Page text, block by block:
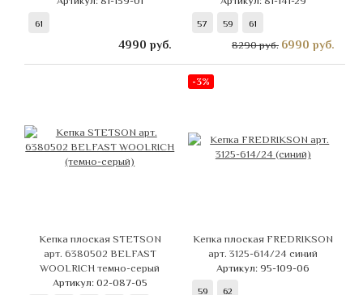
61
4990 руб.
57 59 61
8290 руб. 6990 руб.
Кепка плоская STETSON
арт. 6380502 BELFAST
WOOLRICH темно-серый
Артикул: 02-087-05
-3%
Кепка плоская FREDRIKSON
арт. 3125-614/24 синий
Артикул: 95-109-06
59 62